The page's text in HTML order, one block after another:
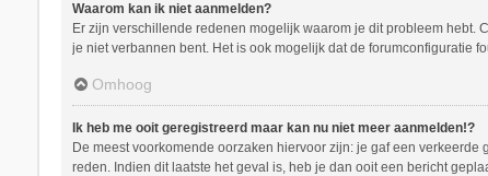
Waarom kan ik niet aanmelden?
Er zijn verschillende redenen mogelijk waarom je dit probleem hebt.
je niet verbannen bent. Het is ook mogelijk dat de forumconfiguratie
Omhoog
Ik heb me ooit geregistreerd maar kan nu niet meer aanmelden!?
De meest voorkomende oorzaken hiervoor zijn: je gaf een
reden. Indien dit laatste het geval is, heb je dan ooit een bericht